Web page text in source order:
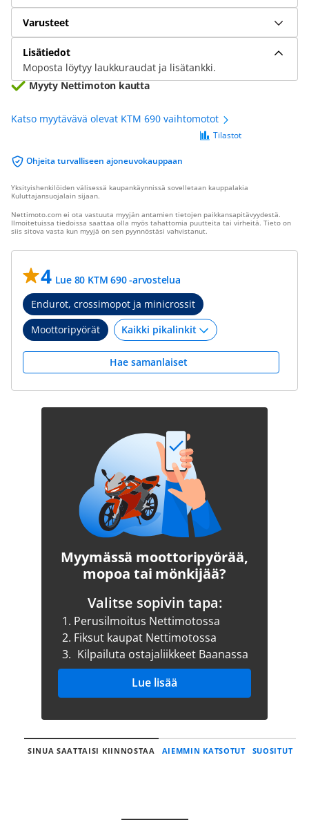
Varusteet
Lisätiedot
Moposta löytyy laukkuraudat ja lisätankki.
Myyty Nettimoton kautta
Katso myytävävä olevat KTM 690 vaihtomotot
Ohjeita turvalliseen ajoneuvokauppaan
Tilastot
Yksityishenkilöiden välisessä kaupankäynnissä sovelletaan kauppalakia
Kuluttajansuojalain sijaan.
Nettimoto.com ei ota vastuuta myyjän antamien tietojen paikkansapitävyydestä.
Ilmoitetuissa tiedoissa saattaa olla myös tahattomia puutteita tai virheitä. Tieto on
siis sitova vasta kun myyjä on sen pyynnöstäsi vahvistanut.
4 Lue 80 KTM 690 -arvostelua
Endurot, crossimopot ja minicrossit
Moottoripyörät
Hae samanlaiset
Myymässä moottoripyörää,
mopoa tai mönkijää?
Valitse sopivin tapa:
1. Perusilmoitus Nettimotossa
2. Fiksut kaupat Nettimotossa
3. Kilpailuta ostajaliikkeet Baanassa
Lue lisää
SINUA SAATTAISI KIINNOSTAA AIEMMIN KATSOTUT SUOSITUT